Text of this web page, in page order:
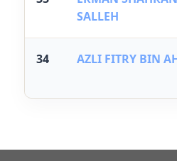
SALLEH
34 AZLI FITRY BIN